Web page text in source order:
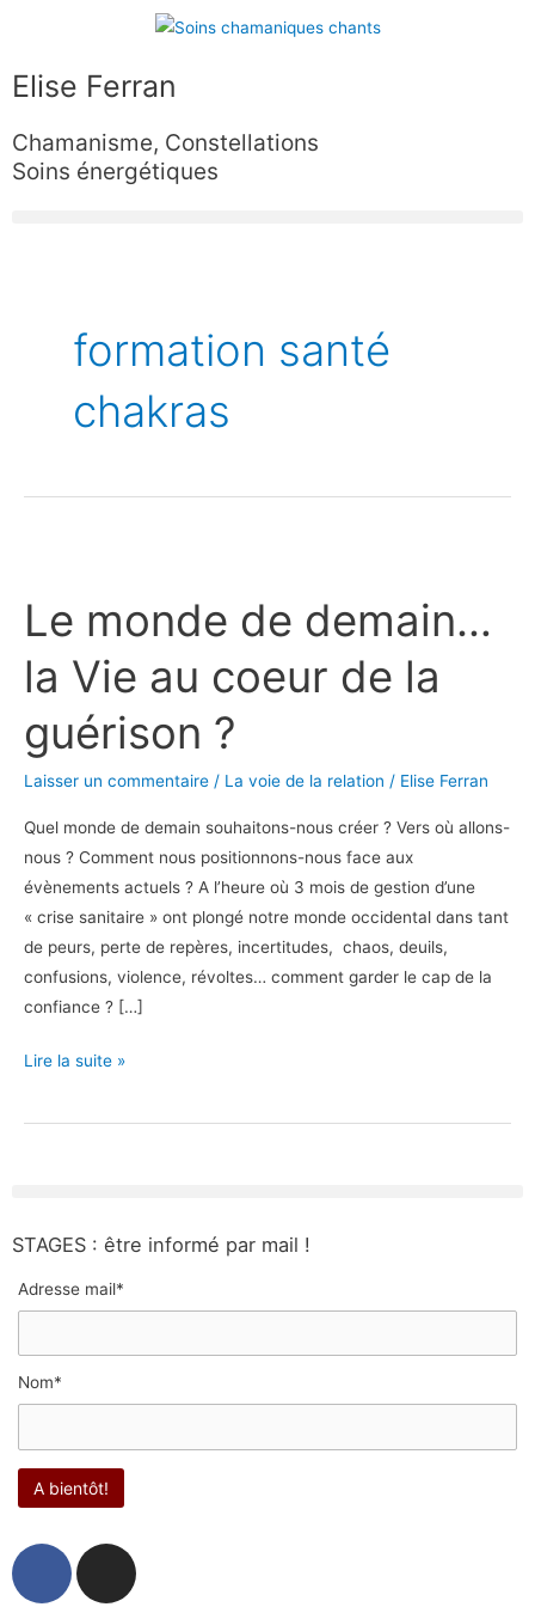
contenu
Elise Ferran
Chamanisme, Constellations
Soins énergétiques
formation santé
chakras
Le monde de demain…
la Vie au coeur de la
guérison ?
Laisser un commentaire / La voie de la relation / Elise Ferran
Quel monde de demain souhaitons-nous créer ? Vers où allons-
nous ? Comment nous positionnons-nous face aux
évènements actuels ? A l’heure où 3 mois de gestion d’une
« crise sanitaire » ont plongé notre monde occidental dans tant
de peurs, perte de repères, incertitudes, chaos, deuils,
confusions, violence, révoltes… comment garder le cap de la
confiance ? […]
de
demain…
au
coeur
de
la
guérison
?
Lire la suite »
STAGES : être informé par mail !
Adresse mail*
Nom*
F
I